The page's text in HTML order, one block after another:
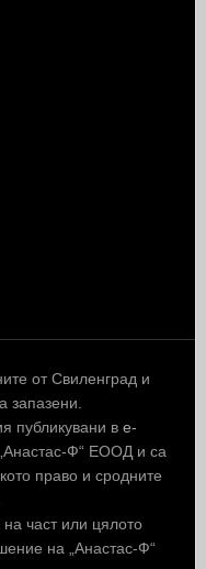
от Свиленград и
запазени.
публикувани в e-
Ф“ ЕООД и са
право и сродните
на част или цялото
на „Анастас-Ф“